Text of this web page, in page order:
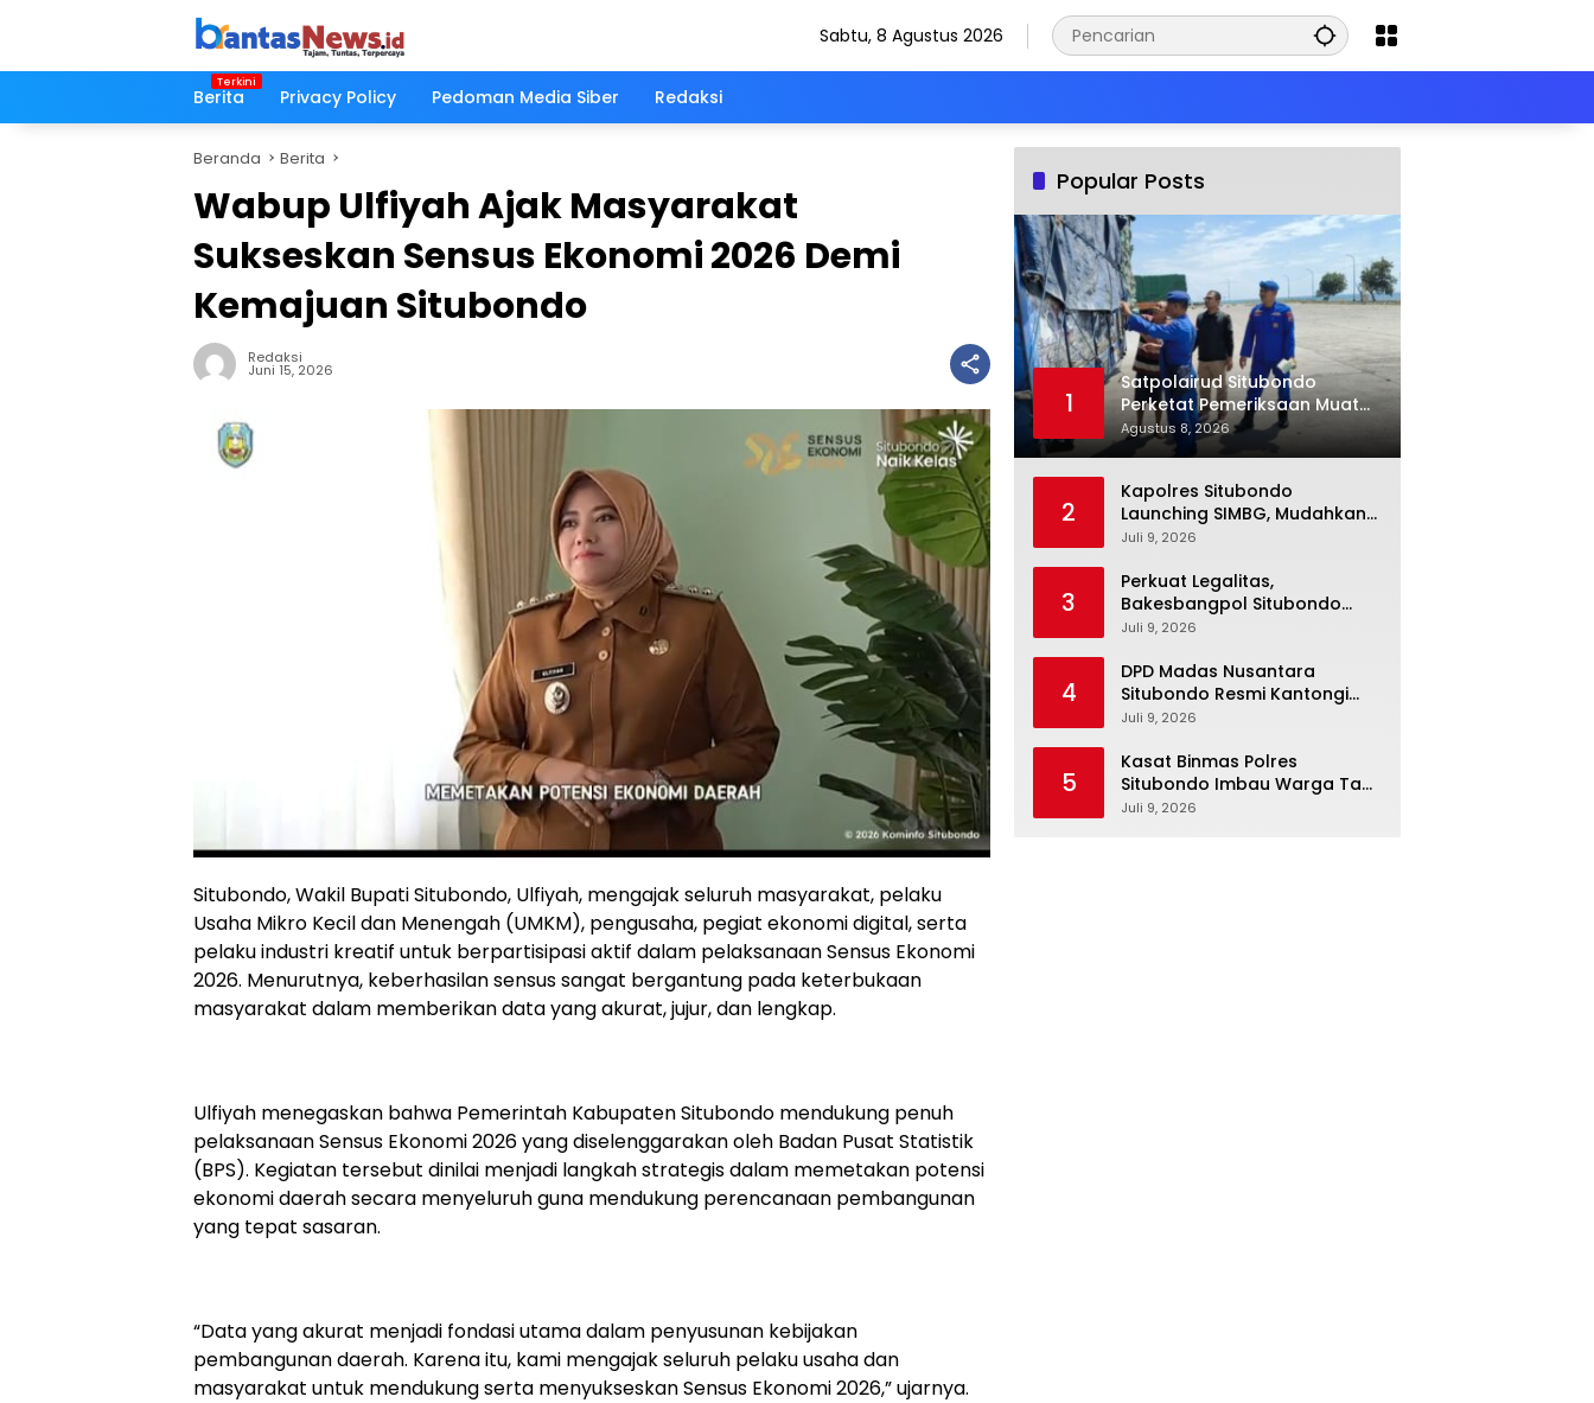
Sabtu, 8 Agustus 2026
Berita Privacy Policy Pedoman Media Siber Redaksi
Beranda Berita
Wabup Ulfiyah Ajak Masyarakat
Sukseskan Sensus Ekonomi 2026 Demi
Kemajuan Situbondo
Redaksi
Juni 15, 2026
Situbondo, Wakil Bupati Situbondo, Ulfiyah, mengajak seluruh masyarakat, pelaku
Usaha Mikro Kecil dan Menengah (UMKM), pengusaha, pegiat ekonomi digital, serta
pelaku industri kreatif untuk berpartisipasi aktif dalam pelaksanaan Sensus Ekonomi
2026. Menurutnya, keberhasilan sensus sangat bergantung pada keterbukaan
masyarakat dalam memberikan data yang akurat, jujur, dan lengkap.
Ulfiyah menegaskan bahwa Pemerintah Kabupaten Situbondo mendukung penuh
pelaksanaan Sensus Ekonomi 2026 yang diselenggarakan oleh Badan Pusat Statistik
(BPS). Kegiatan tersebut dinilai menjadi langkah strategis dalam memetakan potensi
ekonomi daerah secara menyeluruh guna mendukung perencanaan pembangunan
yang tepat sasaran.
“Data yang akurat menjadi fondasi utama dalam penyusunan kebijakan
pembangunan daerah. Karena itu, kami mengajak seluruh pelaku usaha dan
masyarakat untuk mendukung serta menyukseskan Sensus Ekonomi 2026,” ujarnya.
Popular Posts
1
Satpolairud Situbondo
Perketat Pemeriksaan Muatan
Truk di Pelabuhan Jangkar
Agustus 8, 2026
2
Kapolres Situbondo
Launching SIMBG, Mudahkan
Pengelolaan dan
Bergizi Gratis
Juli 9, 2026
3
Perkuat Legalitas,
Bakesbangpol Situbondo
Tegaskan Kewajiban
dan LSM
Juli 9, 2026
4
DPD Madas Nusantara
Situbondo Resmi Kantongi
SKP Bakesbangpol
Juli 9, 2026
5
Kasat Binmas Polres
Situbondo Imbau Warga Tak
Bakar Lahan Sembarangan
Juli 9, 2026